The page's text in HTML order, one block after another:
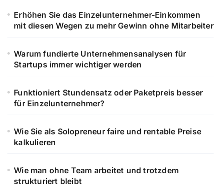
Erhöhen Sie das Einzelunternehmer-Einkommen
mit diesen Wegen zu mehr Gewinn ohne Mitarbeiter
Warum fundierte Unternehmensanalysen für
Startups immer wichtiger werden
Funktioniert Stundensatz oder Paketpreis besser
für Einzelunternehmer?
Wie Sie als Solopreneur faire und rentable Preise
kalkulieren
Wie man ohne Team arbeitet und trotzdem
strukturiert bleibt